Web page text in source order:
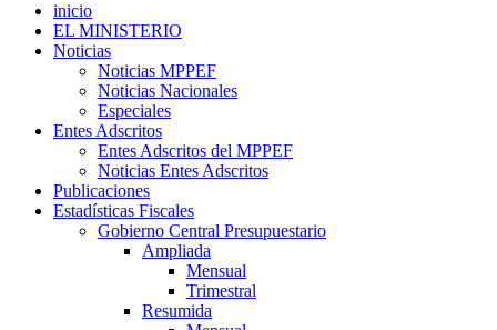
inicio
EL MINISTERIO
Noticias
Noticias MPPEF
Noticias Nacionales
Especiales
Entes Adscritos
Entes Adscritos del MPPEF
Noticias Entes Adscritos
Publicaciones
Estadísticas Fiscales
Gobierno Central Presupuestario
Ampliada
Mensual
Trimestral
Resumida